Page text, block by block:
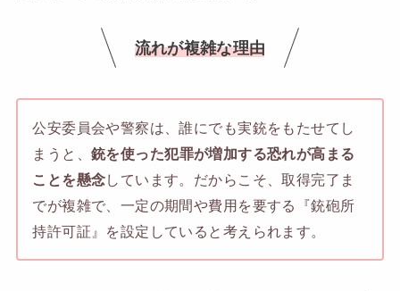
流れが複雑な理由
公安委員会や警察は、誰にでも実銃をもたせてし
まうと、銃を使った犯罪が増加する恐れが高まる
ことを懸念しています。だからこそ、取得完了ま
でが複雑で、一定の期間や費用を要する『銃砲所
持許可証』を設定していると考えられます。